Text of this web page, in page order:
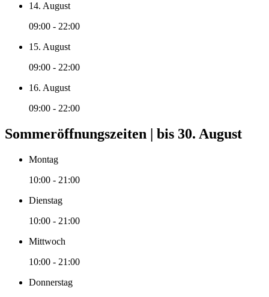
14. August
09:00 - 22:00
15. August
09:00 - 22:00
16. August
09:00 - 22:00
Sommeröffnungszeiten | bis 30. August
Montag
10:00 - 21:00
Dienstag
10:00 - 21:00
Mittwoch
10:00 - 21:00
Donnerstag